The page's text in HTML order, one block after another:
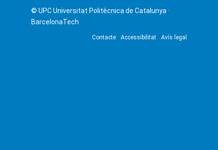
© UPCUniversitat Politècnica de Catalunya ·
BarcelonaTech
Contacte Accessibilitat Avís legal